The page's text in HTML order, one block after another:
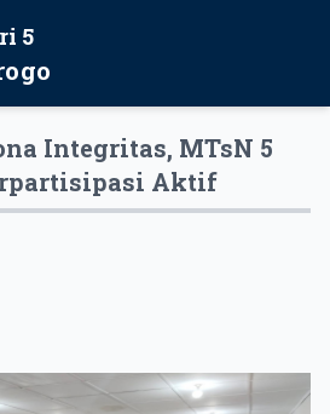
5
Integritas, MTsN 5
Aktif